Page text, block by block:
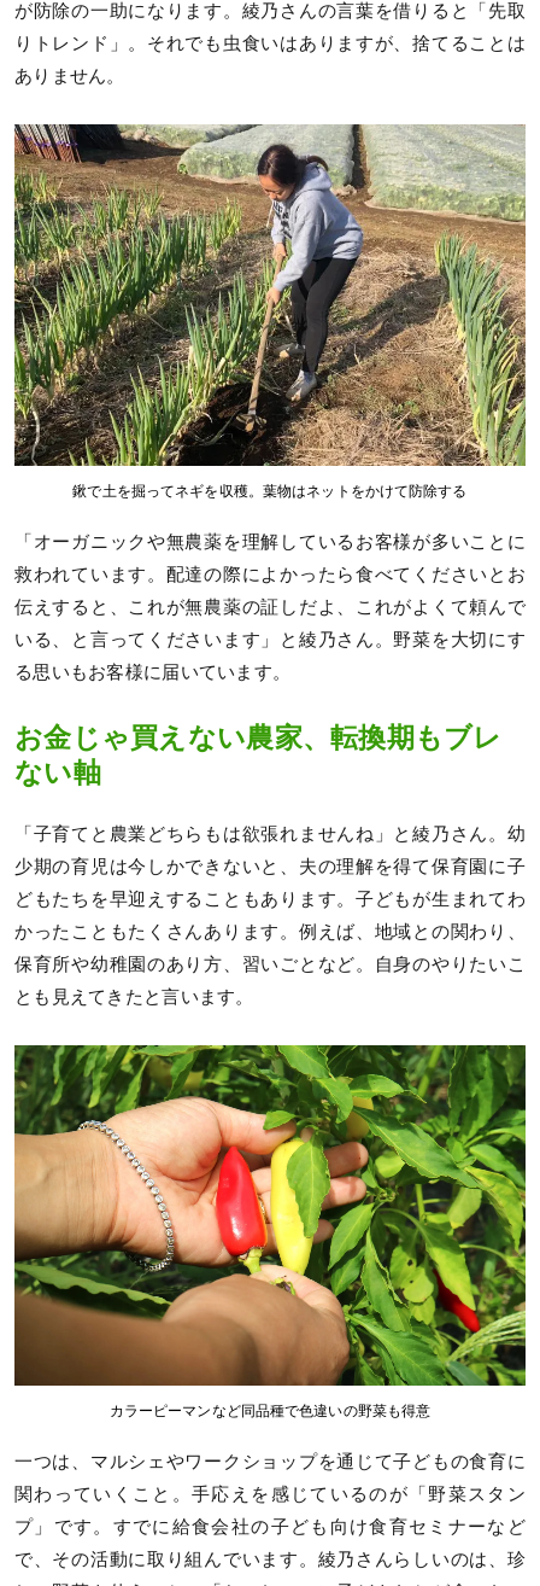
が防除の一助になります。綾乃さんの言葉を借りると「先取
りトレンド」。それでも虫食いはありますが、捨てることは
ありません。
鍬で土を掘ってネギを収穫。葉物はネットをかけて防除する
「オーガニックや無農薬を理解しているお客様が多いことに
救われています。配達の際によかったら食べてくださいとお
伝えすると、これが無農薬の証しだよ、これがよくて頼んで
いる、と言ってくださいます」と綾乃さん。野菜を大切にす
る思いもお客様に届いています。
お金じゃ買えない農家、転換期もブレ
ない軸
「子育てと農業どちらもは欲張れませんね」と綾乃さん。幼
少期の育児は今しかできないと、夫の理解を得て保育園に子
どもたちを早迎えすることもあります。子どもが生まれてわ
かったこともたくさんあります。例えば、地域との関わり、
保育所や幼稚園のあり方、習いごとなど。自身のやりたいこ
とも見えてきたと言います。
カラーピーマンなど同品種で色違いの野菜も得意
一つは、マルシェやワークショップを通じて子どもの食育に
関わっていくこと。手応えを感じているのが「野菜スタン
プ」です。すでに給食会社の子ども向け食育セミナーなど
で、その活動に取り組んでいます。綾乃さんらしいのは、珍